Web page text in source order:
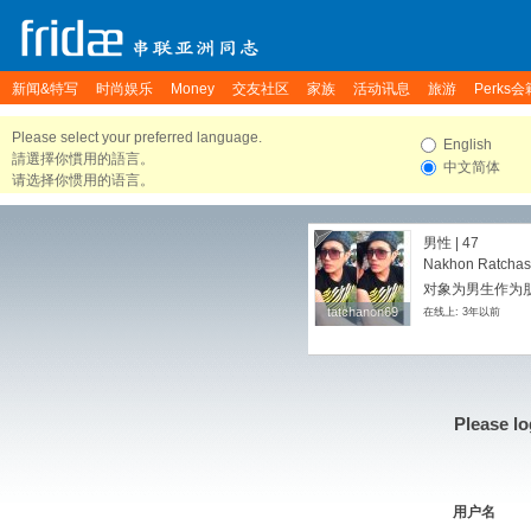
新闻&特写 时尚娱乐 Money 交友社区 家族 活动讯息 旅游 Perks会
Please select your preferred language.
請選擇你慣用的語言。
请选择你惯用的语言。
English
中文简体
tatchanon69
tatchanon69
男性 | 47
Nakhon
对象为男生作为
在线上: 3年以前
Please
用户名